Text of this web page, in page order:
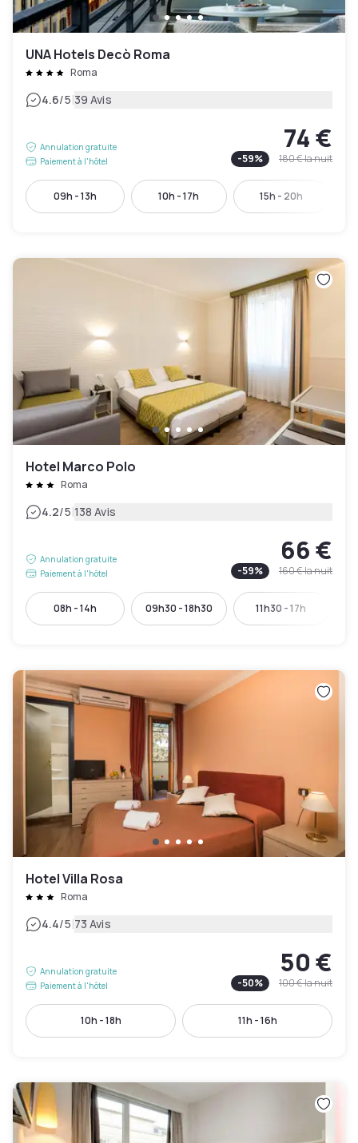
UNA Hotels Decò Roma
Roma
4.6/5|39 Avis
Annulation gratuite
Paiement à l'hôtel
74 €
-59% 180 €la nuit
09h - 13h 10h - 17h 15h - 20h
Hotel Marco Polo
Roma
4.2/5|138 Avis
Annulation gratuite
Paiement à l'hôtel
66 €
-59% 160 €la nuit
08h - 14h 09h30 - 18h30 11h30 - 17h
Hotel Villa Rosa
Roma
4.4/5|73 Avis
Annulation gratuite
Paiement à l'hôtel
50 €
-50% 100 €la nuit
10h - 18h 11h - 16h